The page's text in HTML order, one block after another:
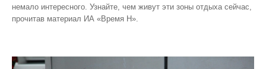
немало интересного. Узнайте, чем живут эти зоны отдыха сейчас,
прочитав материал ИА «Время Н».